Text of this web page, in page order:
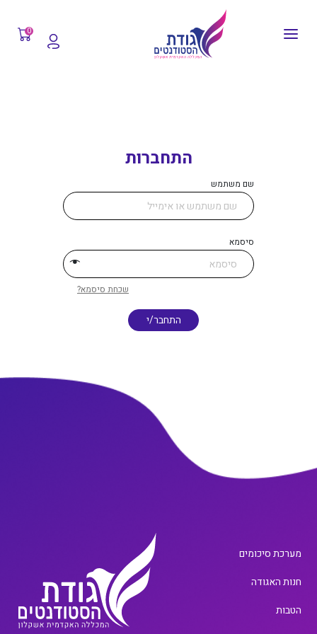
0
התחברות
שם משתמש
סיסמא
שכחת סיסמא?
התחבר/י
מערכת סיכומים
חנות האגודה
הטבות